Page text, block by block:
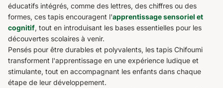
éducatifs intégrés, comme des lettres, des chiffres ou des
formes, ces tapis encouragent l'apprentissage sensoriel et
cognitif, tout en introduisant les bases essentielles pour les
découvertes scolaires à venir.
Pensés pour être durables et polyvalents, les tapis Chifoumi
transforment l'apprentissage en une expérience ludique et
stimulante, tout en accompagnant les enfants dans chaque
étape de leur développement.